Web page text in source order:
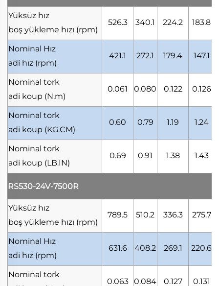
Yüksüz hız
boş yükleme hızı (rpm)
526.3 340.1 224.2 183.8
Nominal Hız
adi hız (rpm)
421.1 272.1 179.4 147.1
Nominal tork
adi koup (N.m)
0.061 0.080 0.122 0.126
Nominal tork
adi koup (KG.CM)
0.60 0.79 1.19 1.24
Nominal tork
adi koup (LB.IN)
0.69 0.91 1.38 1.43
RS530-24V-7500R
Yüksüz hız
boş yükleme hızı (rpm)
789.5 510.2 336.3 275.7
Nominal Hız
adi hız (rpm)
631.6 408.2 269.1 220.6
Nominal tork
0.063 0.084 0.127 0.131